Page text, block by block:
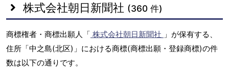
株式会社朝日新聞社 (360 件)
商標権者・商標出願人「 株式会社朝日新聞社 」が保有する、
住所「中之島(北区)」における商標(商標出願・登録商標)の件
数は以下の通りです。